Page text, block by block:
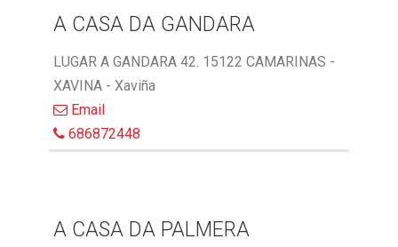
A CASA DA GANDARA
LUGAR A GANDARA 42. 15122 CAMARINAS -
XAVINA - Xaviña
Email
686872448
A CASA DA PALMERA